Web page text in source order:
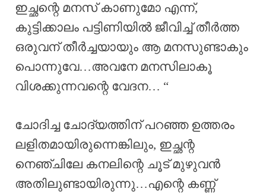
ഇച്ഛന്റെ മനസ് കാണുമോ എന്ന്,
കുട്ടിക്കാലം പട്ടിണിയിൽ ജീവിച്ച് തീർത്ത
ഒരുവന് തീർച്ചയായും ആ മനസുണ്ടാകും
പൊന്നുവേ…അവനേ മനസിലാകൂ
വിശക്കുന്നവന്റെ വേദന… “
ചോദിച്ച ചോദ്യത്തിന് പറഞ്ഞ ഉത്തരം
ലളിതമായിരുന്നെങ്കിലും, ഇച്ഛന്റ
നെഞ്ചിലേ കനലിന്റെ ചൂട് മുഴുവൻ
അതിലുണ്ടായിരുന്നു…എന്റെ കണ്ണ്